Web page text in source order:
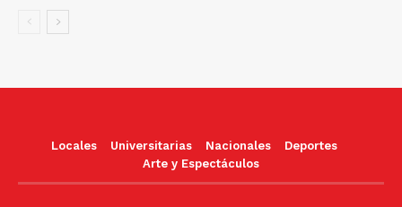
Locales Universitarias Nacionales
Deportes
Arte y Espectáculos